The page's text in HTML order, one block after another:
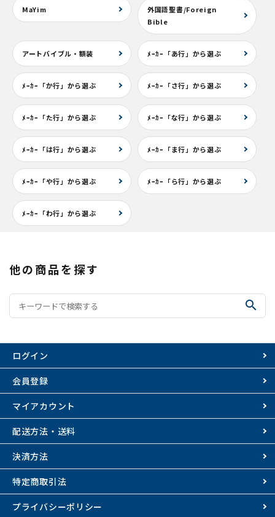
MaYim
外国語聖書/Foreign
Bible
アートバイブル・額装 ﾒｰｶｰ「あ行」から選ぶ
ﾒｰｶｰ「か行」から選ぶ ﾒｰｶｰ「さ行」から選ぶ
ﾒｰｶｰ「た行」から選ぶ ﾒｰｶｰ「な行」から選ぶ
ﾒｰｶｰ「は行」から選ぶ ﾒｰｶｰ「ま行」から選ぶ
ﾒｰｶｰ「や行」から選ぶ ﾒｰｶｰ「ら行」から選ぶ
ﾒｰｶｰ「わ行」から選ぶ
他の商品を探す
search
ログイン
会員登録
マイアカウント
配送方法・送料
決済方法
特定商取引法
プライバシーポリシー